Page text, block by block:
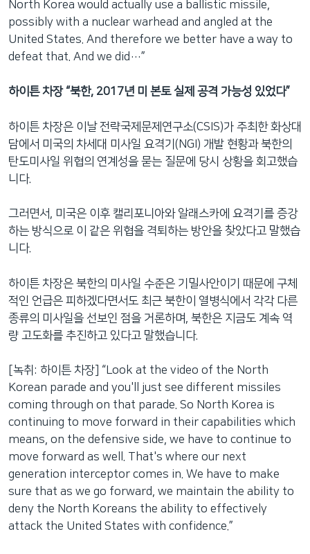
North Korea would actually use a ballistic missile,
possibly with a nuclear warhead and angled at the
United States. And therefore we better have a way to
defeat that. And we did…”
하이튼 차장 “북한, 2017년 미 본토 실제 공격 가능성 있었다”
하이튼 차장은 이날 전략국제문제연구소(CSIS)가 주최한 화상대
담에서 미국의 차세대 미사일 요격기(NGI) 개발 현황과 북한의
탄도미사일 위협의 연계성을 묻는 질문에 당시 상황을 회고했습
니다.
그러면서, 미국은 이후 캘리포니아와 알래스카에 요격기를 증강
하는 방식으로 이 같은 위협을 격퇴하는 방안을 찾았다고 말했습
니다.
하이튼 차장은 북한의 미사일 수준은 기밀사안이기 때문에 구체
적인 언급은 피하겠다면서도 최근 북한이 열병식에서 각각 다른
종류의 미사일을 선보인 점을 거론하며, 북한은 지금도 계속 역
량 고도화를 추진하고 있다고 말했습니다.
[녹취: 하이튼 차장] “Look at the video of the North
Korean parade and you'll just see different missiles
coming through on that parade. So North Korea is
continuing to move forward in their capabilities which
means, on the defensive side, we have to continue to
move forward as well. That's where our next
generation interceptor comes in. We have to make
sure that as we go forward, we maintain the ability to
deny the North Koreans the ability to effectively
attack the United States with confidence.”